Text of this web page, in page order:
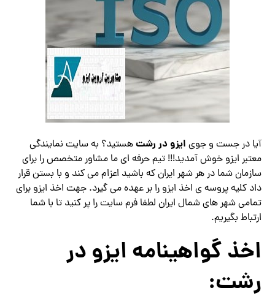
آیا در جست و جوی ایزو در رشتهستید؟ به سایت نمایندگی
معتبر ایزو خوش آمدید!!! تیم حرفه ای ما مشاور متخصص را برای
سازمان شما در هر شهر ایران که باشید اعزام می کند و با بستن قرار
داد کلیه پروسه ی اخذ ایزو را بر عهده می گیرد. جهت اخذ ایزو برای
تمامی شهر های شمال ایران لطفا فرم سایت را پر کنید تا با شما
ارتباط بگیریم.
اخذ گواهینامه ایزو در
رشت: